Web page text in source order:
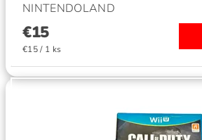
NINTENDOLAND
€15
€15 / 1 ks